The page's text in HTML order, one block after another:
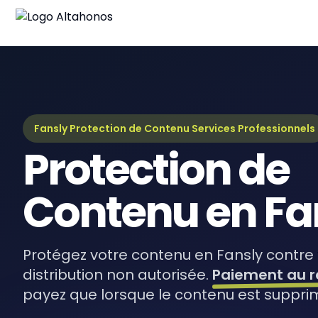
Fansly Protection de Contenu Services Professionnels
Protection de
Contenu en
Protégez votre contenu en Fansly
distribution non autorisée. Paiement au
payez que lorsque le contenu est